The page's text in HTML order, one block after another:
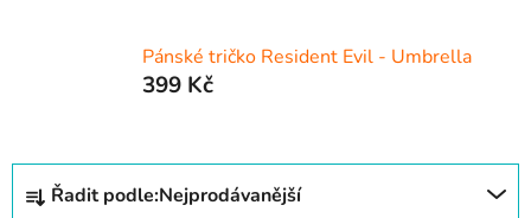
Pánské tričko Resident Evil - Umbrella
399 Kč
Ř
Řadit podle:Nejprodávanější